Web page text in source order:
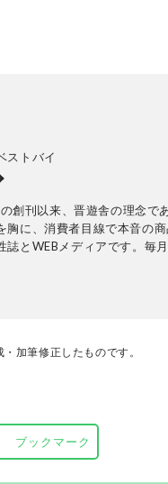
ストバイ
創刊以来、晋遊舎の理念で
胸に、消費者目線で本音の商
誌とWEBメディアです。毎
証・記事制作を行っています
加筆修正したものです。
ブックマーク